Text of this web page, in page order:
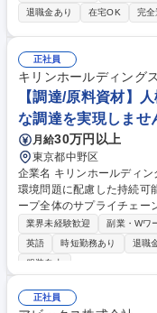
課題を掴み、解決していくことが求
容】各種システムからデー
報告データを結合、まずは
始め、さらには創意工夫を
めていきたいと思います。
外サプライヤーの人たちと
職種 ★障がい者手帳必須★
作成【PC】
退職金あり
在宅OK 完全
正社員
キリンホールディング
【調達/原料資材】
な調達を実現しませ
月給30万円以上
東京都中野区
企業名 キリンホールディングス株式会社 求人名
環境問題に配慮した持続可能な調
ープ全体のサプライチェー
該組織において、国内外
内グループ会社の調達実務をお任せします。
業務：人権や環境といった
調達ベストプラクティスの
先進企業を目指す取り組みに携わる 募集職種 【調達/原料
業界未経験歓迎 副業・Wワ
英語
時短勤務あり 退職
服装自由
正社員